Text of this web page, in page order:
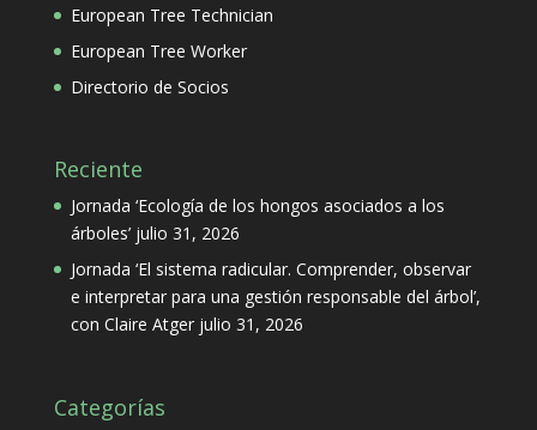
European Tree Technician
European Tree Worker
Directorio de Socios
Reciente
Jornada ‘Ecología de los hongos asociados a los
árboles’ julio 31, 2026
Jornada ‘El sistema radicular. Comprender, observar
e interpretar para una gestión responsable del árbol’,
con Claire Atger julio 31, 2026
Categorías